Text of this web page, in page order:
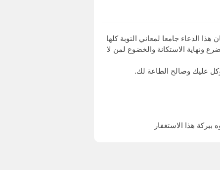
الدعاء جامعا لمعاني التوبة كلها
ونهاية الاستكانة والخضوع لمن لا
عليك وصالح الطاعة لك.
ببركة هذا الاستغفار